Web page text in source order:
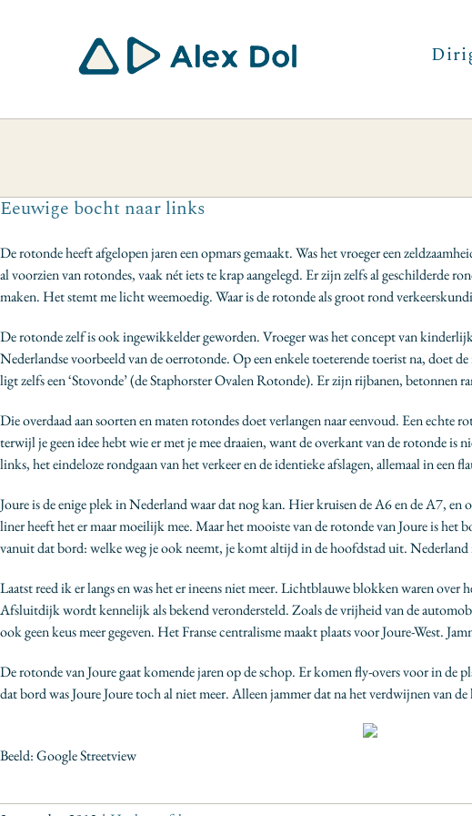
Eeuwige bocht naar links
De rotonde heeft afgelopen jaren een opmars gemaakt. Was het vroeger een
al voorzien van rotondes, vaak nét iets te krap aangelegd. Er zijn zelfs al geschilderde
maken. Het stemt me licht weemoedig. Waar is de rotonde als groot rond
De rotonde zelf is ook ingewikkelder geworden. Vroeger was het concept van
Nederlandse voorbeeld van de oerrotonde. Op een enkele toeterende toerist na,
ligt zelfs een ‘Stovonde’ (de Staphorster Ovalen Rotonde). Er zijn rijbanen, betonnen
Die overdaad aan soorten en maten rotondes doet verlangen naar eenvoud. Een
terwijl je geen idee hebt wie er met je mee draaien, want de overkant van de rotonde
links, het eindeloze rondgaan van het verkeer en de identieke afslagen, allemaal in een
Joure is de enige plek in Nederland waar dat nog kan. Hier kruisen de A6 en de A7,
liner heeft het er maar moeilijk mee. Maar het mooiste van de rotonde van Joure is
vanuit dat bord: welke weg je ook neemt, je komt altijd in de hoofdstad uit.
Laatst reed ik er langs en was het er ineens niet meer. Lichtblauwe blokken waren
Afsluitdijk wordt kennelijk als bekend verondersteld. Zoals de vrijheid van de
ook geen keus meer gegeven. Het Franse centralisme maakt plaats voor Joure-West.
De rotonde van Joure gaat komende jaren op de schop. Er komen fly-overs voor in
dat bord was Joure Joure toch al niet meer. Alleen jammer dat na het verdwijnen van
Beeld: Google Streetview